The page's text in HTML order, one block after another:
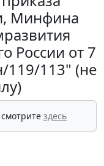
Минфина
России от 7
119/113" (не
здесь